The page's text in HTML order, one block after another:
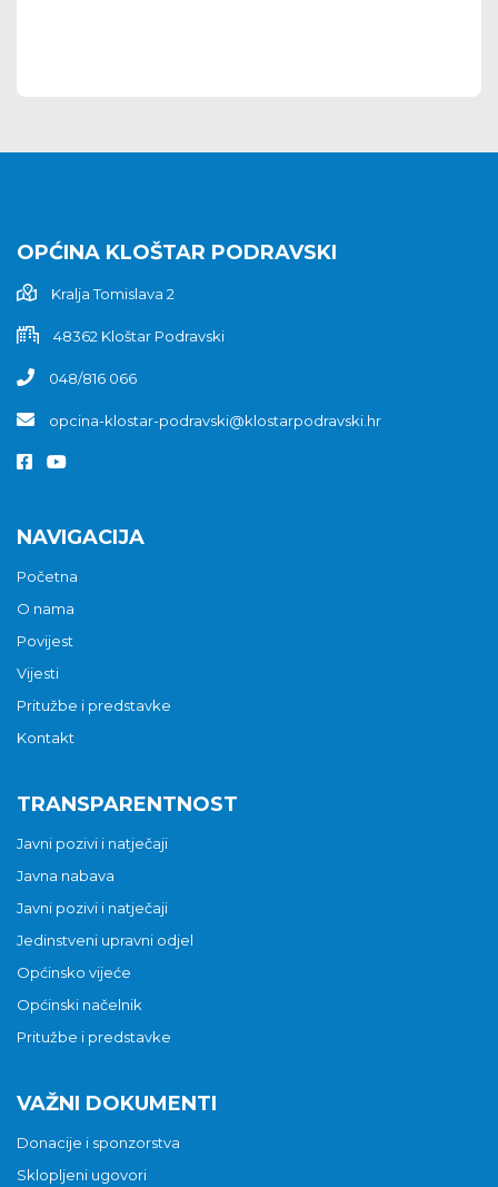
OPĆINA KLOŠTAR PODRAVSKI
Kralja Tomislava 2
48362 Kloštar Podravski
048/816 066
opcina-klostar-podravski@klostarpodravski.hr
NAVIGACIJA
Početna
O nama
Povijest
Vijesti
Pritužbe i predstavke
Kontakt
TRANSPARENTNOST
Javni pozivi i natječaji
Javna nabava
Javni pozivi i natječaji
Jedinstveni upravni odjel
Općinsko vijeće
Općinski načelnik
Pritužbe i predstavke
VAŽNI DOKUMENTI
Donacije i sponzorstva
Sklopljeni ugovori